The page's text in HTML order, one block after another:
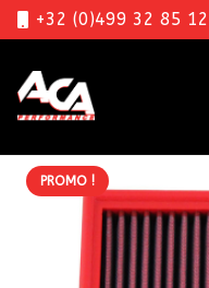
+32 (0)499 32 85 12
PROMO !